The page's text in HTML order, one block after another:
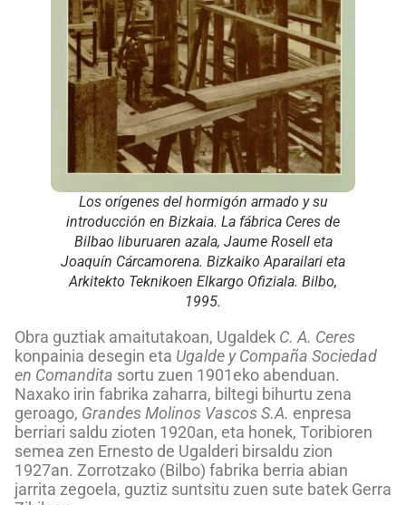
Los orígenes del hormigón armado y su
introducción en Bizkaia. La fábrica Ceres de
Bilbao liburuaren azala, Jaume Rosell eta
Joaquín Cárcamorena. Bizkaiko Aparailari eta
Arkitekto Teknikoen Elkargo Ofiziala. Bilbo,
1995.
Obra guztiak amaitutakoan, Ugaldek C. A. Ceres
konpainia desegin eta Ugalde y Compaña Sociedad
en Comandita sortu zuen 1901eko abenduan.
Naxako irin fabrika zaharra, biltegi bihurtu zena
geroago, Grandes Molinos Vascos S.A. enpresa
berriari saldu zioten 1920an, eta honek, Toribioren
semea zen Ernesto de Ugalderi birsaldu zion
1927an. Zorrotzako (Bilbo) fabrika berria abian
jarrita zegoela, guztiz suntsitu zuen sute batek Gerra